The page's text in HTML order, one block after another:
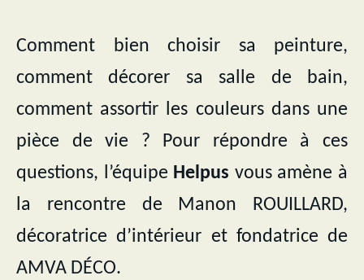
Comment bien choisir sa peinture,
comment décorer sa salle de bain,
comment assortir les couleurs dans une
pièce de vie ? Pour répondre à ces
questions, l’équipe Helpus vous amène à
la rencontre de Manon ROUILLARD,
décoratrice d’intérieur et fondatrice de
AMVA DÉCO.